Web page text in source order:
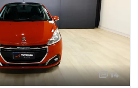
14